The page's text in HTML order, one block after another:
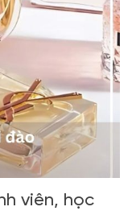
viên, học